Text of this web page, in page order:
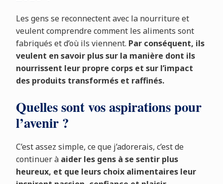
Les gens se reconnectent avec la nourriture et
veulent comprendre comment les aliments sont
fabriqués et d’où ils viennent. Par conséquent, ils
veulent en savoir plus sur la manière dont ils
nourrissent leur propre corps et sur l’impact
des produits transformés et raffinés.
Quelles sont vos aspirations pour
l’avenir ?
C’est assez simple, ce que j’adorerais, c’est de
continuer àaider les gens à se sentir plus
heureux, et que leurs choix alimentaires leur